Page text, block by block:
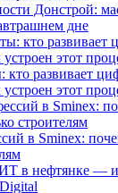
Донстрой:
дне
кто развивает
этот
в Sminex: